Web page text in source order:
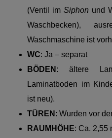
(Ventil im Siphon und
Waschbecken),
Waschmaschine ist
WC: Ja – separat
BÖDEN : ältere
Laminatboden im
ist neu).
TÜREN : Wurden vor
RAUMHÖHE: Ca. 2,55